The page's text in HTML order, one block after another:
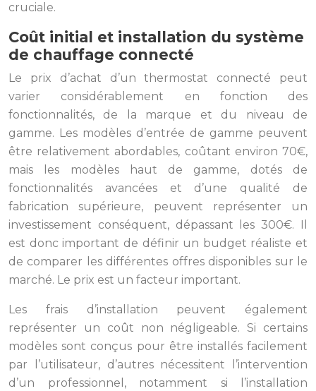
cruciale.
Coût initial et installation du système
de chauffage connecté
Le prix d’achat d’un thermostat connecté peut
varier considérablement en fonction des
fonctionnalités, de la marque et du niveau de
gamme. Les modèles d’entrée de gamme peuvent
être relativement abordables, coûtant environ 70€,
mais les modèles haut de gamme, dotés de
fonctionnalités avancées et d’une qualité de
fabrication supérieure, peuvent représenter un
investissement conséquent, dépassant les 300€. Il
est donc important de définir un budget réaliste et
de comparer les différentes offres disponibles sur le
marché. Le prix est un facteur important.
Les frais d’installation peuvent également
représenter un coût non négligeable. Si certains
modèles sont conçus pour être installés facilement
par l’utilisateur, d’autres nécessitent l’intervention
d’un professionnel, notamment si l’installation